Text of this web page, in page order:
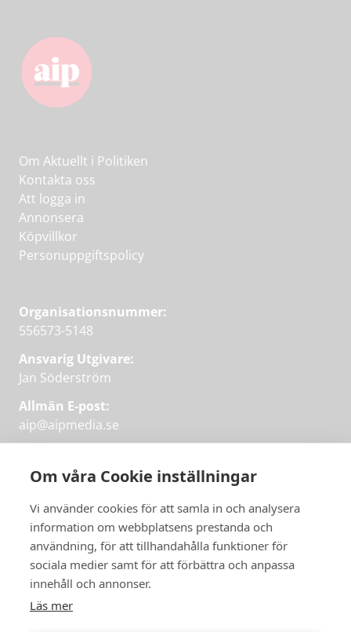
Om våra Cookie inställningar
Vi använder cookies för att samla in och analysera
information om webbplatsens prestanda och
användning, för att tillhandahålla funktioner för
sociala medier samt för att förbättra och anpassa
innehåll och annonser.
Läs mer
Få veckans bästa
artiklar i mejlen
inlägg
Om Aktuellt i Politiken
Kontakta oss
Att logga in
Annonsera
Köpvillkor
Personuppgiftspolicy
Organisationsnummer:
556573-5148
Ansvarig Utgivare:
Jan Söderström
Allmän E-post:
aip@aipmedia.se
aip@flowyinfo.seeller 08-1210 60 40.
Instagram
LinkedIn
Twitter
Facebook
Få veckans bästa
artiklar på mejlen